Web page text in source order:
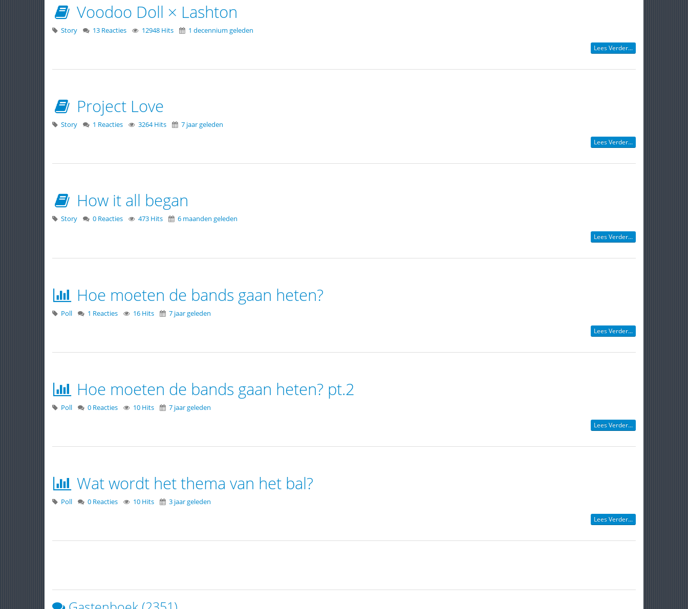
Voodoo Doll × Lashton
Story 13 Reacties 12948 Hits 1 decennium geleden
Lees Verder...
Project Love
Story 1 Reacties 3264 Hits 7 jaar geleden
Lees Verder...
How it all began
Story 0 Reacties 473 Hits 6 maanden geleden
Lees Verder...
Hoe moeten de bands gaan heten?
Poll 1 Reacties 16 Hits 7 jaar geleden
Lees Verder...
Hoe moeten de bands gaan heten? pt.2
Poll 0 Reacties 10 Hits 7 jaar geleden
Lees Verder...
Wat wordt het thema van het bal?
Poll 0 Reacties 10 Hits 3 jaar geleden
Lees Verder...